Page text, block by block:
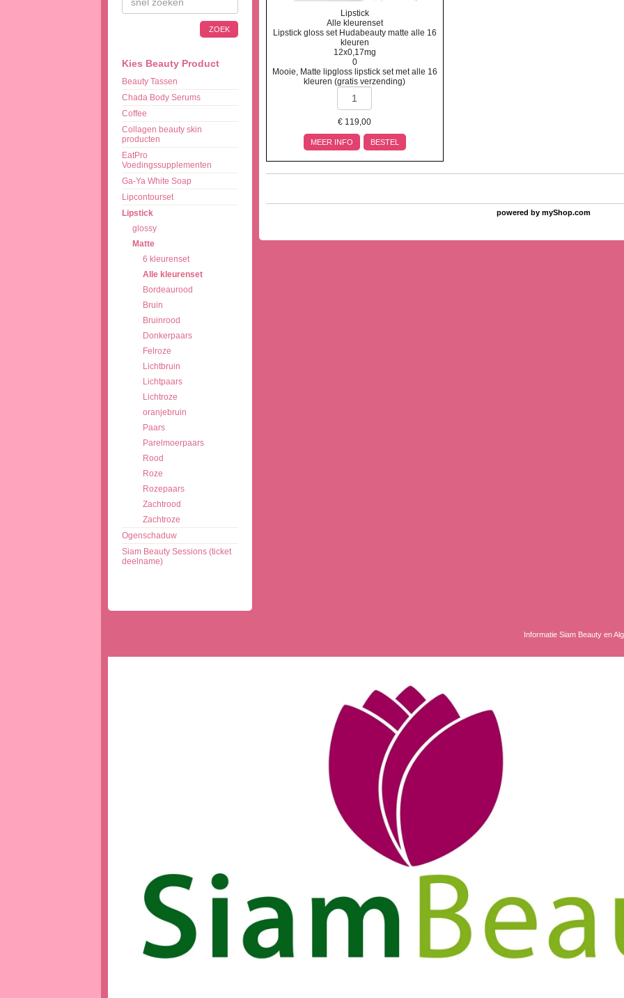
ZOEK
Kies Beauty Product
Beauty Tassen
Chada Body Serums
Coffee
Collagen beauty skin
producten
EatPro
Voedingssupplementen
Ga-Ya White Soap
Lipcontourset
Lipstick
glossy
Matte
6 kleurenset
Alle kleurenset
Bordeaurood
Bruin
Bruinrood
Donkerpaars
Felroze
Lichtbruin
Lichtpaars
Lichtroze
oranjebruin
Paars
Parelmoerpaars
Rood
Roze
Rozepaars
Zachtrood
Zachtroze
Ogenschaduw
Siam Beauty Sessions (ticket
deelname)
Lipstick
Alle kleurenset
Lipstick gloss set Hudabeauty matte alle 16
kleuren
12x0,17mg
0
Mooie, Matte lipgloss lipstick set met alle 16
kleuren (gratis verzending)
€ 119,00
MEER INFO BESTEL
powered bymyShop.com
Informatie Siam Beauty en